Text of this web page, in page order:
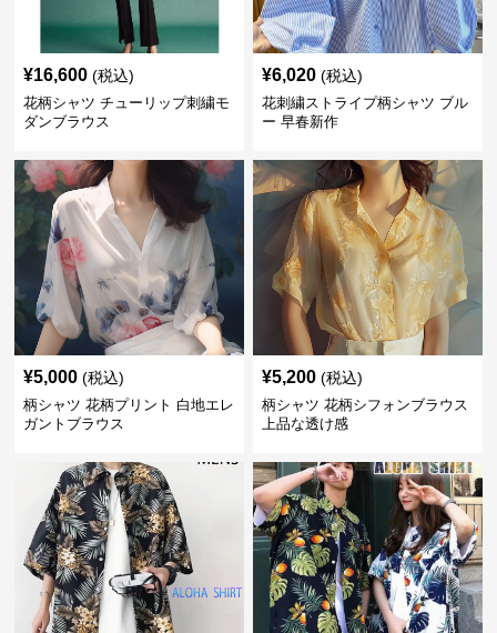
¥16,600 (税込)
花柄シャツ チューリップ刺繍モ
ダンブラウス
¥6,020 (税込)
花刺繍ストライプ柄シャツ ブル
ー 早春新作
¥5,000 (税込)
柄シャツ 花柄プリント 白地エレ
ガントブラウス
¥5,200 (税込)
柄シャツ 花柄シフォンブラウス
上品な透け感